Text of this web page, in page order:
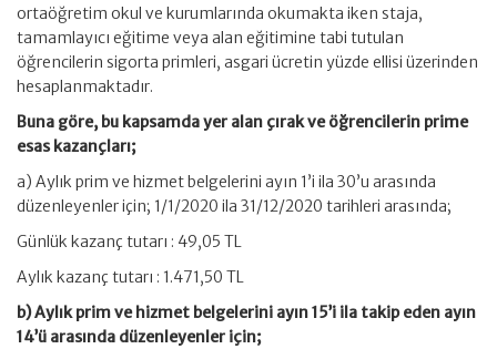
ortaöğretim okul ve kurumlarında okumakta iken staja,
tamamlayıcı eğitime veya alan eğitimine tabi tutulan
öğrencilerin sigorta primleri, asgari ücretin yüzde ellisi üzerinden
hesaplanmaktadır.
Buna göre, bu kapsamda yer alan çırak ve öğrencilerin prime
esas kazançları;
a) Aylık prim ve hizmet belgelerini ayın 1’i ila 30’u arasında
düzenleyenler için; 1/1/2020 ila 31/12/2020 tarihleri arasında;
Günlük kazanç tutarı : 49,05 TL
Aylık kazanç tutarı : 1.471,50 TL
b) Aylık prim ve hizmet belgelerini ayın 15’i ila takip eden ayın
14’ü arasında düzenleyenler için;